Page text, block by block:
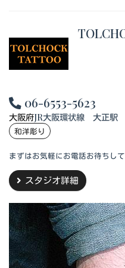
06-6553-5623
大阪府JR大阪環状線 大正
和洋彫り
まずはお気軽にお電話お待ちして
スタジオ詳細